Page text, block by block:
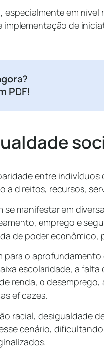
em nível
de
PDF!
entre
a direitos, recursos,
se manifestar em
emprego e
de poder econômico,
para o aprofundamento
escolaridade, a falta
renda, o desemprego,
eficazes.
racial, desigualdade
cenário, dificultando